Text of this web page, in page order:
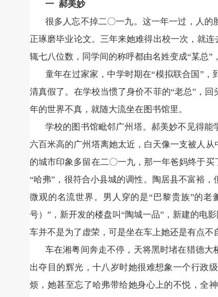
一 郝美妙
很多人忘不掉二〇一九。这一年一过，人
正琢磨毕业论文。三年来她难得出校一次，就
辄七八位数，同学间的称呼都由名姓变成“某总
童年在过家家，中学时期在“模拟联合国”
清真假了。在学校当惯了身价不菲的“老总”，
年的世界不真，就随大流坐在图书馆里。
学校的图书馆毗邻广州塔。郝美妙不见得
六百米高的广州塔离她太近，白天像一支被人
的城市印象多留在二〇一九，那一年爸妈终于
“哈弗”，很符合小县城的调性。陶居县不富裕
微观的名流世界。男人穿的是“巴黎贵族”的
号）”，新开发的楼盘叫“陶城一品”，新建的电
车并不是为了虚荣，可是坐在车上她还是有点不
车在湘粤间奔走不停，天将黑时堵在猎德
出夺目的辉光，十八岁时她很难想象一个行政
烦，她甚至忘了哈弗带给她身心上的不悦，全